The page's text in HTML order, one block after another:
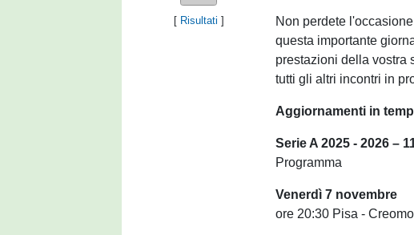
[ Risultati ]
Non perdete
questa importante
prestazioni della vostra
tutti gli altri incontri in
Aggiornamenti in
Serie A 2025 - 2026 –
Programma
Venerdì 7 novembre
ore 20:30 Pisa -